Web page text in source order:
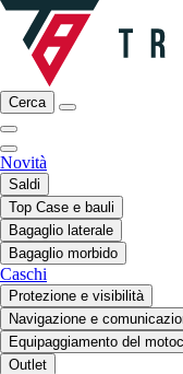
Cerca
Novità
Saldi
Top Case e bauli
Bagaglio laterale
Bagaglio morbido
Caschi
Protezione e visibilità
Navigazione e
Equipaggiamento del
Outlet